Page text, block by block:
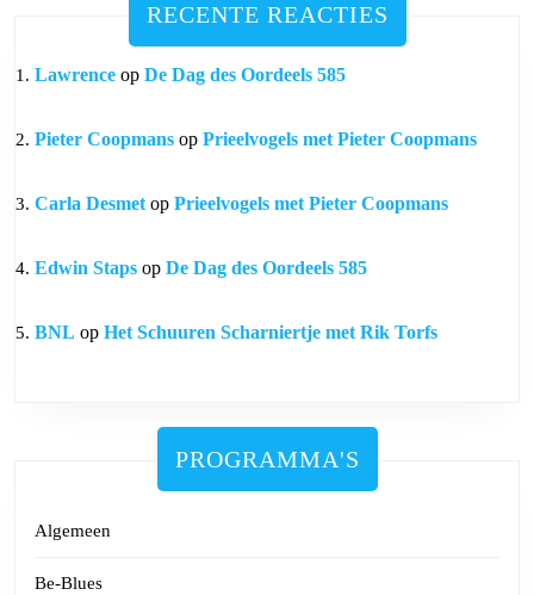
RECENTE REACTIES
Lawrence op De Dag des Oordeels 585
Pieter Coopmans op Prieelvogels met Pieter Coopmans
Carla Desmet op Prieelvogels met Pieter Coopmans
Edwin Staps op De Dag des Oordeels 585
BNL op Het Schuuren Scharniertje met Rik Torfs
PROGRAMMA'S
Algemeen
Be-Blues